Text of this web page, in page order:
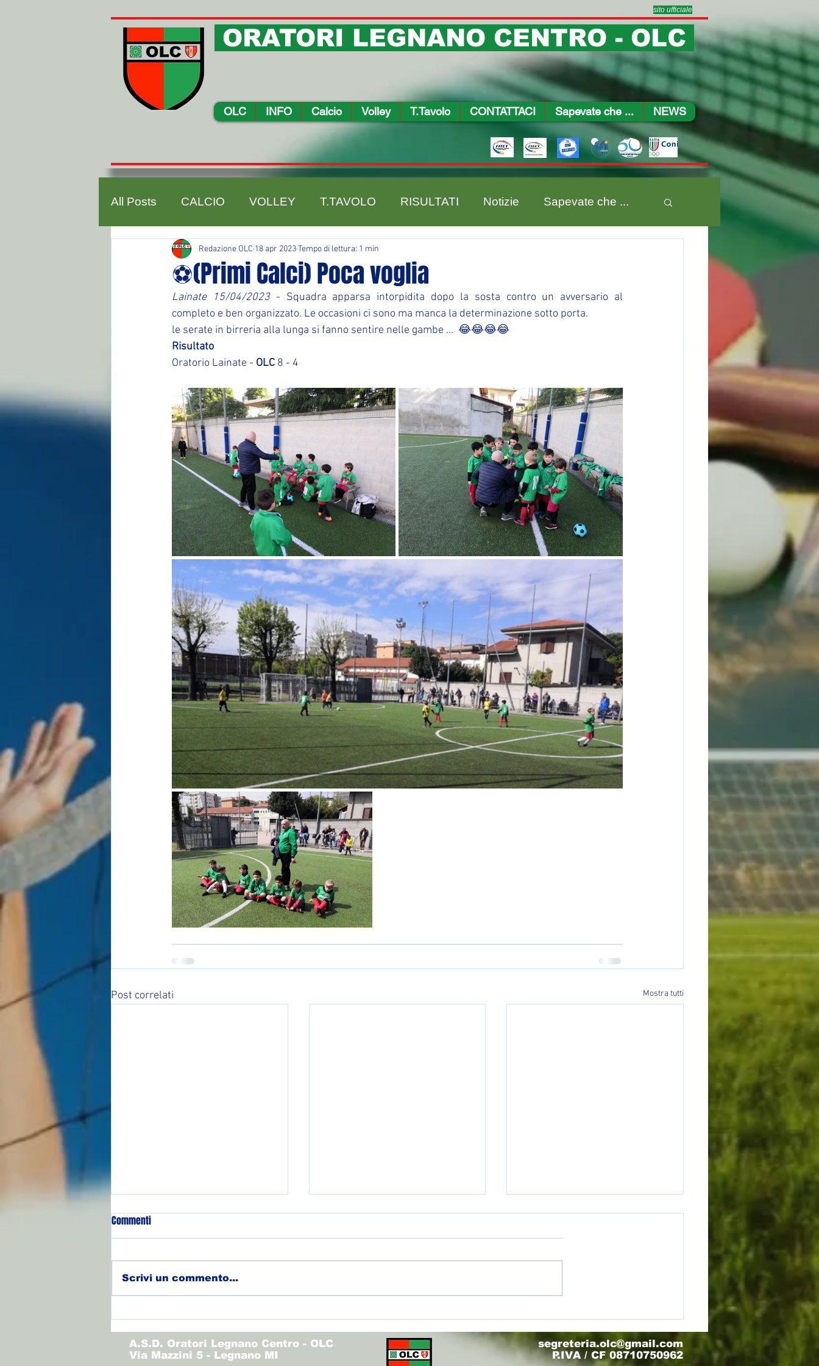
sito ufficiale
ORATORI LEGNANO CENTRO - OLC
OLC INFO Calcio Volley T.Tavolo CONTATTACI Sapevate che ... NEWS
All Posts CALCIO VOLLEY T.TAVOLO RISULTATI Notizie Sapevate che ...
⚽(Primi Calci) Poca voglia
Redazione OLC 18 apr 2023Tempo di lettura: 1 min
Lainate 15/04/2023 - Squadra apparsa intorpidita dopo la sosta contro un avversario al
completo e ben organizzato. Le occasioni ci sono ma manca la determinazione sotto porta.
le serate in birreria alla lunga si fanno sentire nelle gambe ...  😂😂😂😂
Risultato
Oratorio Lainate - OLC 8 - 4
Post correlati Mostra tutti
(Allievi) Torneo Olimpo - Finale
3/4
Commenti
Scrivi un commento...
A.S.D. Oratori Legnano Centro - OLC
Via Mazzini 5 - Legnano MI
segreteria.olc@gmail.com
P.IVA / CF 08710750962